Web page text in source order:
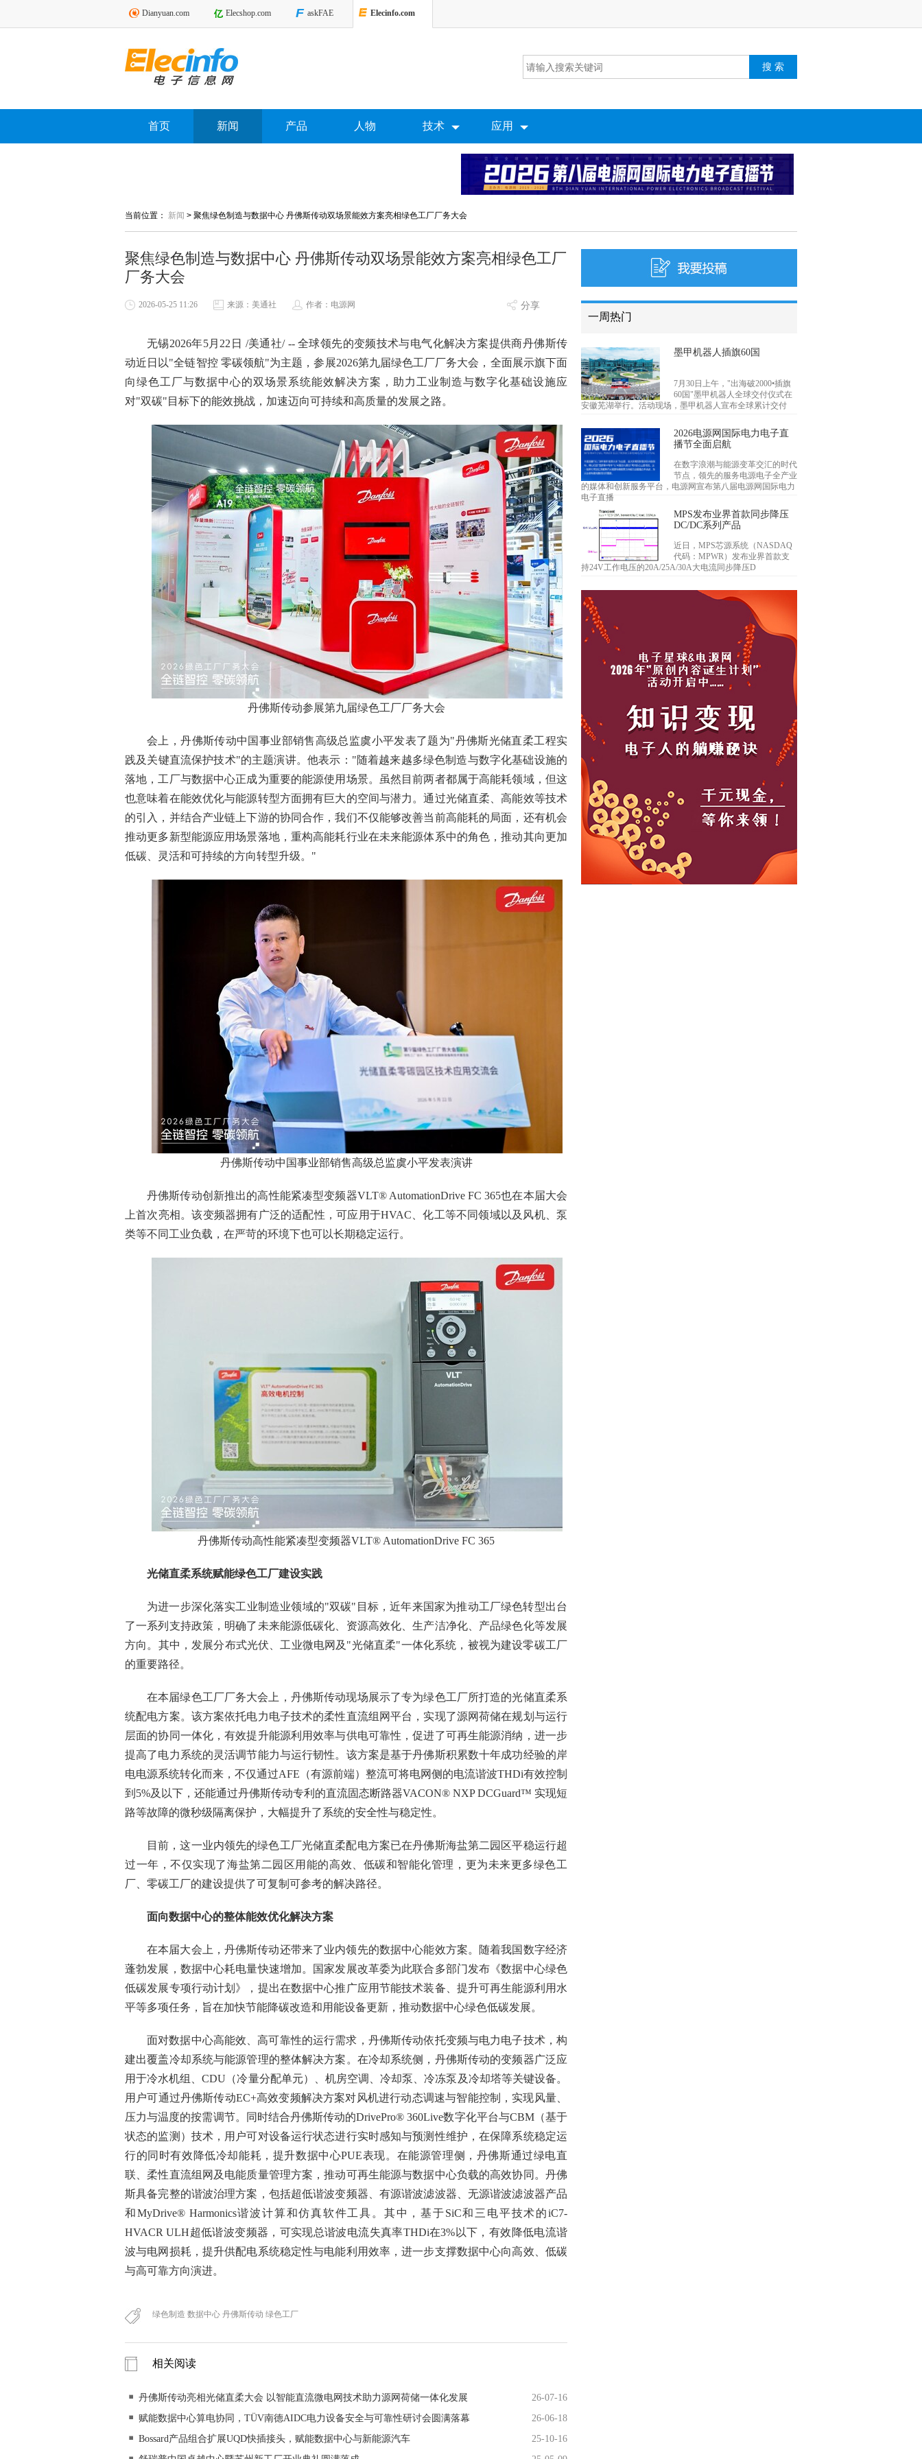
Dianyuan.com Elecshop.com askFAE Elecinfo.com
首页 新闻 产品 人物 技术 应用
当前位置： 新闻 > 聚焦绿色制造与数据中心 丹佛斯传动双场景能效方案亮相绿色工厂厂务大会
聚焦绿色制造与数据中心 丹佛斯传动双场景能效方案亮相绿色工厂
厂务大会
2026-05-25 11:26 来源：美通社 作者：电源网 分享
无锡2026年5月22日 /美通社/ -- 全球领先的变频技术与电气化解决方案提供商丹佛斯传
动近日以"全链智控 零碳领航"为主题，参展2026第九届绿色工厂厂务大会，全面展示旗下面
向绿色工厂与数据中心的双场景系统能效解决方案，助力工业制造与数字化基础设施应
对"双碳"目标下的能效挑战，加速迈向可持续和高质量的发展之路。
丹佛斯传动参展第九届绿色工厂厂务大会
会上，丹佛斯传动中国事业部销售⾼级总监虞⼩平发表了题为"丹佛斯光储直柔工程实
践及关键直流保护技术"的主题演讲。他表示："随着越来越多绿色制造与数字化基础设施的
落地，工厂与数据中心正成为重要的能源使用场景。虽然目前两者都属于高能耗领域，但这
也意味着在能效优化与能源转型方面拥有巨大的空间与潜力。通过光储直柔、高能效等技术
的引入，并结合产业链上下游的协同合作，我们不仅能够改善当前高能耗的局面，还有机会
推动更多新型能源应用场景落地，重构高能耗行业在未来能源体系中的角色，推动其向更加
低碳、灵活和可持续的方向转型升级。"
丹佛斯传动中国事业部销售⾼级总监虞⼩平发表演讲
丹佛斯传动创新推出的高性能紧凑型变频器VLT® AutomationDrive FC 365也在本届大会
上首次亮相。该变频器拥有广泛的适配性，可应用于HVAC、化工等不同领域以及风机、泵
类等不同工业负载，在严苛的环境下也可以长期稳定运行。
丹佛斯传动高性能紧凑型变频器VLT® AutomationDrive FC 365
光储直柔系统赋能绿色工厂建设实践
为进一步深化落实工业制造业领域的"双碳"目标，近年来国家为推动工厂绿色转型出台
了一系列支持政策，明确了未来能源低碳化、资源高效化、生产洁净化、产品绿色化等发展
方向。其中，发展分布式光伏、工业微电网及"光储直柔"一体化系统，被视为建设零碳工厂
的重要路径。
在本届绿色工厂厂务大会上，丹佛斯传动现场展示了专为绿色工厂所打造的光储直柔系
统配电方案。该方案依托电力电子技术的柔性直流组网平台，实现了源网荷储在规划与运行
层面的协同一体化，有效提升能源利用效率与供电可靠性，促进了可再生能源消纳，进一步
提高了电力系统的灵活调节能力与运行韧性。该方案是基于丹佛斯积累数十年成功经验的岸
电电源系统转化而来，不仅通过AFE（有源前端）整流可将电网侧的电流谐波THDi有效控制
到5%及以下，还能通过丹佛斯传动专利的直流固态断路器VACON® NXP DCGuard™ 实现短
路等故障的微秒级隔离保护，大幅提升了系统的安全性与稳定性。
目前，这一业内领先的绿色工厂光储直柔配电方案已在丹佛斯海盐第二园区平稳运行超
过一年，不仅实现了海盐第二园区用能的高效、低碳和智能化管理，更为未来更多绿色工
厂、零碳工厂的建设提供了可复制可参考的解决路径。
面向数据中心的整体能效优化解决方案
在本届大会上，丹佛斯传动还带来了业内领先的数据中心能效方案。随着我国数字经济
蓬勃发展，数据中心耗电量快速增加。国家发展改革委为此联合多部门发布《数据中心绿色
低碳发展专项行动计划》，提出在数据中心推广应用节能技术装备、提升可再生能源利用水
平等多项任务，旨在加快节能降碳改造和用能设备更新，推动数据中心绿色低碳发展。
面对数据中心高能效、高可靠性的运行需求，丹佛斯传动依托变频与电力电子技术，构
建出覆盖冷却系统与能源管理的整体解决方案。在冷却系统侧，丹佛斯传动的变频器广泛应
用于冷水机组、CDU（冷量分配单元）、机房空调、冷却泵、冷冻泵及冷却塔等关键设备。
用户可通过丹佛斯传动EC+高效变频解决方案对风机进行动态调速与智能控制，实现风量、
压力与温度的按需调节。同时结合丹佛斯传动的DrivePro® 360Live数字化平台与CBM（基于
状态的监测）技术，用户可对设备运行状态进行实时感知与预测性维护，在保障系统稳定运
行的同时有效降低冷却能耗，提升数据中心PUE表现。在能源管理侧，丹佛斯通过绿电直
联、柔性直流组网及电能质量管理方案，推动可再生能源与数据中心负载的高效协同。丹佛
斯具备完整的谐波治理方案，包括超低谐波变频器、有源谐波滤波器、无源谐波滤波器产品
和MyDrive® Harmonics谐波计算和仿真软件工具。其中，基于SiC和三电平技术的iC7-
HVACR ULH超低谐波变频器，可实现总谐波电流失真率THDi在3%以下，有效降低电流谐
波与电网损耗，提升供配电系统稳定性与电能利用效率，进一步支撑数据中心向高效、低碳
与高可靠方向演进。
绿色制造 数据中心 丹佛斯传动 绿色工厂
相关阅读
26-07-16
丹佛斯传动亮相光储直柔大会 以智能直流微电网技术助力源网荷储一体化发展
26-06-18
赋能数据中心算电协同，TÜV南德AIDC电力设备安全与可靠性研讨会圆满落幕
25-10-16
Bossard产品组合扩展UQD快插接头，赋能数据中心与新能源汽车
一周热门
墨甲机器人插旗60国
7月30日上午，"出海破2000•插旗
60国"墨甲机器人全球交付仪式在
安徽芜湖举行。活动现场，墨甲机器人宣布全球累计交付
2026电源网国际电力电子直
播节全面启航
在数字浪潮与能源变革交汇的时代
节点，领先的服务电源电子全产业
的媒体和创新服务平台，电源网宣布第八届电源网国际电力
电子直播
MPS发布业界首款同步降压
DC/DC系列产品
近日，MPS芯源系统（NASDAQ
代码：MPWR）发布业界首款支
持24V工作电压的20A/25A/30A大电流同步降压D